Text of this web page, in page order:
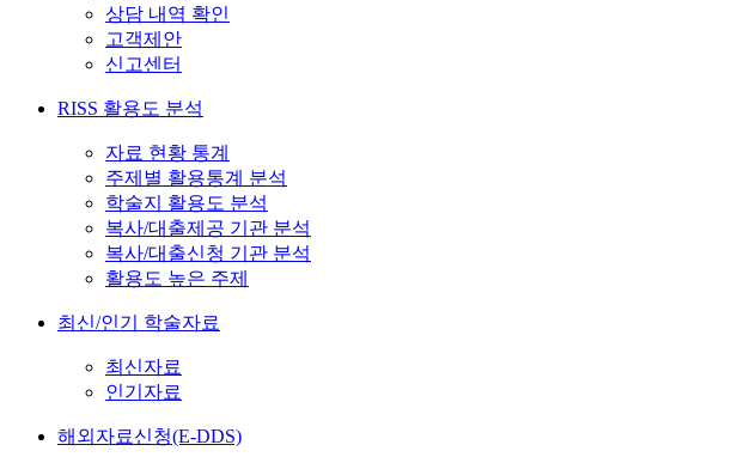
상담 내역 확인
고객제안
신고센터
RISS 활용도 분석
자료 현황 통계
주제별 활용통계 분석
학술지 활용도 분석
복사/대출제공 기관 분석
복사/대출신청 기관 분석
활용도 높은 주제
최신/인기 학술자료
최신자료
인기자료
해외자료신청(E-DDS)